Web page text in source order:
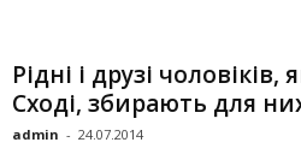
Рідні і друзі
Сході, збирають для
admin - 24.07.2014